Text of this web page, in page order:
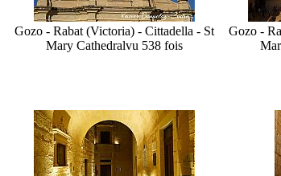
Gozo - Rabat (Victoria) - Cittadella - St
Mary Cathedralvu 538 fois
Gozo -